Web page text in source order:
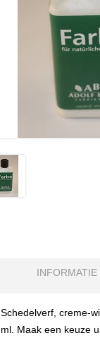
INFORMATIE
Schedelverf, creme-
ml. Maak een keuze